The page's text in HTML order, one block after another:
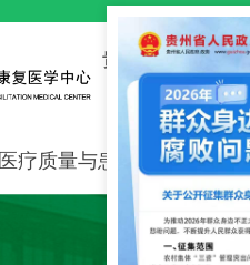
贵州省骨科医院·公
医疗质量与患者安全 科教